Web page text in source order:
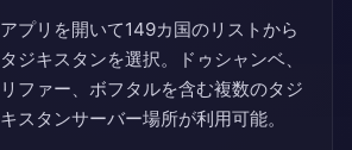
アプリを開いて149カ国のリストから
タジキスタンを選択。ドゥシャンベ、
リファー、ボフタルを含む複数のタジ
キスタンサーバー場所が利用可能。